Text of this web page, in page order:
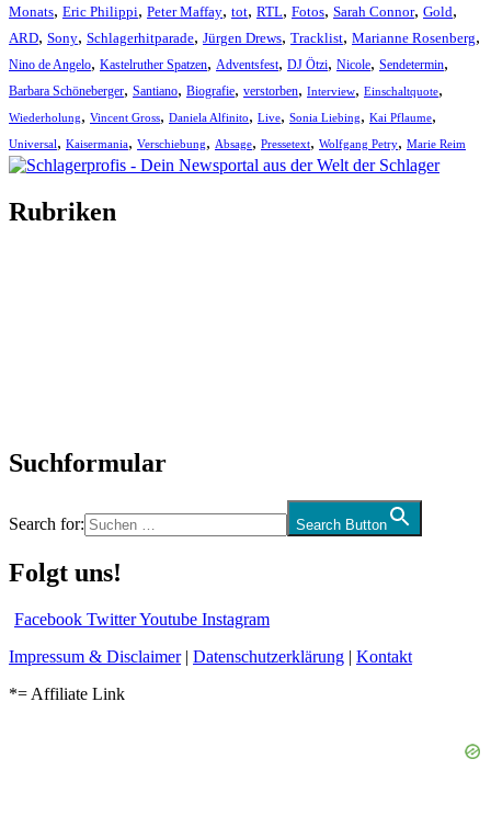
Monats, Eric Philippi, Peter Maffay, tot, RTL, Fotos, Sarah Connor, Gold,
ARD, Sony, Schlagerhitparade, Jürgen Drews, Tracklist, Marianne Rosenberg,
Nino de Angelo, Kastelruther Spatzen, Adventsfest, DJ Ötzi, Nicole, Sendetermin,
Barbara Schöneberger, Santiano, Biografie, verstorben, Interview, Einschaltquote,
Wiederholung, Vincent Gross, Daniela Alfinito, Live, Sonia Liebing, Kai Pflaume,
Universal , Kaisermania, Verschiebung, Absage, Pressetext, Wolfgang Petry, Marie Reim
Rubriken
Suchformular
Search for: Search Button
Folgt uns!
Facebook TwitterYoutube Instagram
Impressum & Disclaimer| Datenschutzerklärung | Kontakt
*= Affiliate Link